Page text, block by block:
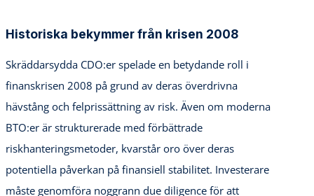
Historiska bekymmer från krisen 2008
Skräddarsydda CDO:er spelade en betydande roll i
finanskrisen 2008 på grund av deras överdrivna
hävstång och felprissättning av risk. Även om moderna
BTO:er är strukturerade med förbättrade
riskhanteringsmetoder, kvarstår oro över deras
potentiella påverkan på finansiell stabilitet. Investerare
måste genomföra noggrann due diligence för att